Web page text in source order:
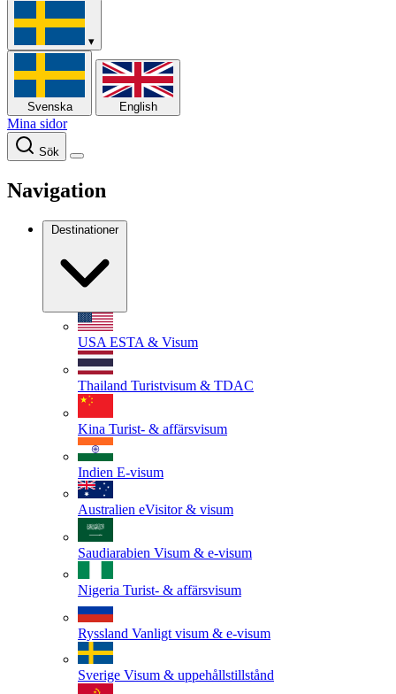
▾
Svenska English
Mina sidor
Sök
Navigation
Destinationer
USA ESTA & Visum
Thailand Turistvisum & TDAC
Kina Turist- & affärsvisum
Indien E-visum
Australien eVisitor & visum
Saudiarabien Visum & e-visum
Nigeria Turist- & affärsvisum
Ryssland Vanligt visum & e-visum
Sverige Visum & uppehållstillstånd